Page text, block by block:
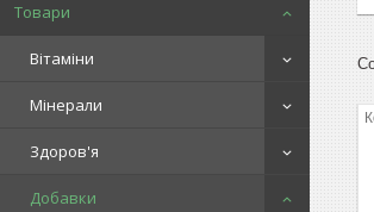
Товари
Вітаміни
Мінерали
Здоров'я
Добавки